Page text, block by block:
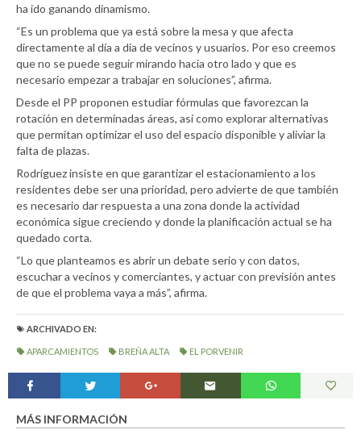
ha ido ganando dinamismo.
“Es un problema que ya está sobre la mesa y que afecta
directamente al día a día de vecinos y usuarios. Por eso creemos
que no se puede seguir mirando hacia otro lado y que es
necesario empezar a trabajar en soluciones”, afirma.
Desde el PP proponen estudiar fórmulas que favorezcan la
rotación en determinadas áreas, así como explorar alternativas
que permitan optimizar el uso del espacio disponible y aliviar la
falta de plazas.
Rodríguez insiste en que garantizar el estacionamiento a los
residentes debe ser una prioridad, pero advierte de que también
es necesario dar respuesta a una zona donde la actividad
económica sigue creciendo y donde la planificación actual se ha
quedado corta.
“Lo que planteamos es abrir un debate serio y con datos,
escuchar a vecinos y comerciantes, y actuar con previsión antes
de que el problema vaya a más”, afirma.
ARCHIVADO EN:
APARCAMIENTOS BREÑA ALTA EL PORVENIR
MÁS INFORMACIÓN